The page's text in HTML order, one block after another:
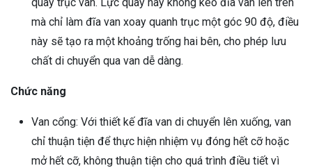
mà chỉ làm đĩa van xoay quanh trục một góc 90 độ, điều
này sẽ tạo ra một khoảng trống hai bên, cho phép lưu
chất di chuyển qua van dễ dàng.
Chức năng
Van cổng: Với thiết kế đĩa van di chuyển lên xuống, van
chỉ thuận tiện để thực hiện nhiệm vụ đóng hết cỡ hoặc
mở hết cỡ, không thuận tiện cho quá trình điều tiết vì